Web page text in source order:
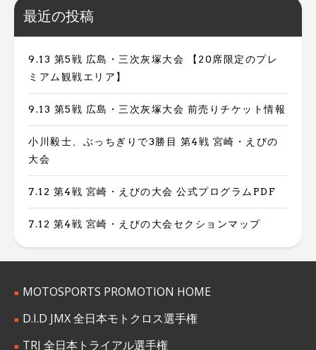
最近の投稿
9.13 第5戦 広島・三次灰塚大会 【20席限定のプレ
ミアム観戦エリア】
9.13 第5戦 広島・三次灰塚大会 前売りチケット情報
小川毅士、ぶっちぎりで3勝目 第4戦 宮崎・えびの
大会
7.12 第4戦 宮崎・えびの大会 公式プログラムPDF
7.12 第4戦 宮崎・えびの大会セクションマップ
MOTOSPORTS PROMOTION HOME
D.I.D JMX 全日本モトクロス選手権
TRJ 全日本トライアル選手権